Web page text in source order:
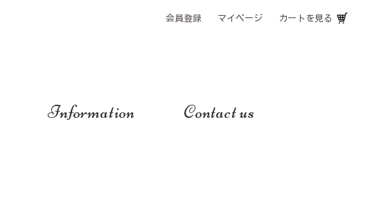
会員登録 マイページ カートを見る
Information Contact us